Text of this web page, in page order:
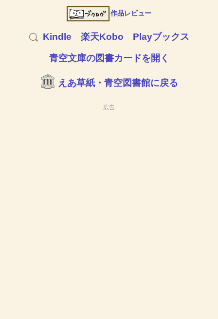
作品レビュー
Kindle 楽天Kobo Playブックス
青空文庫の図書カードを開く
えあ草紙・青空図書館に戻る
広告